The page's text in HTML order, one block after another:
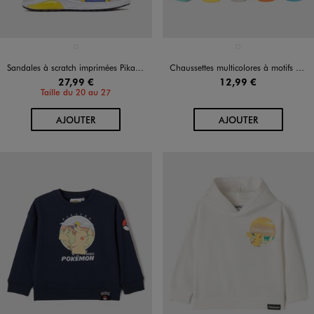
Sandales à scratch imprimées Pikachu garçon - Pokémon
27,99 €
Taille du 20 au 27
AJOUTERAU PANIER
Chaussettes multicolores à motifs garçon (lot de 5) - Pokemon
12,99 €
AJOUTERAU PANIER